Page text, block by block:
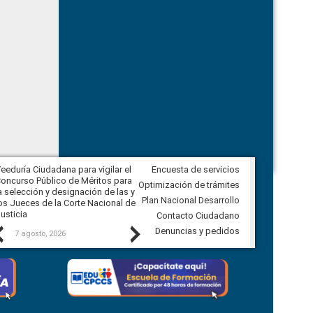
Previous
Ciudadana para vigilar el
Público de Méritos para
selección y designación de las y
Jueces de la Corte Nacional de
7 agosto, 2026
Veeduría para realizar el
seguimiento de la gestión
administrativa del Gobierno
Autónomo Descentralizado
parroquial rural de Calacalí
6 agosto, 2026
Next
Encuesta de servicios
Optimización de trámites
Plan Nacional Desarrollo
Contacto Ciudadano
Denuncias y pedidos